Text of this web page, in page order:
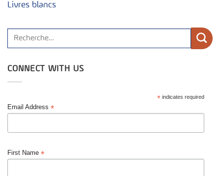
Livres blancs
CONNECT WITH US
* indicates required
Email Address *
First Name *